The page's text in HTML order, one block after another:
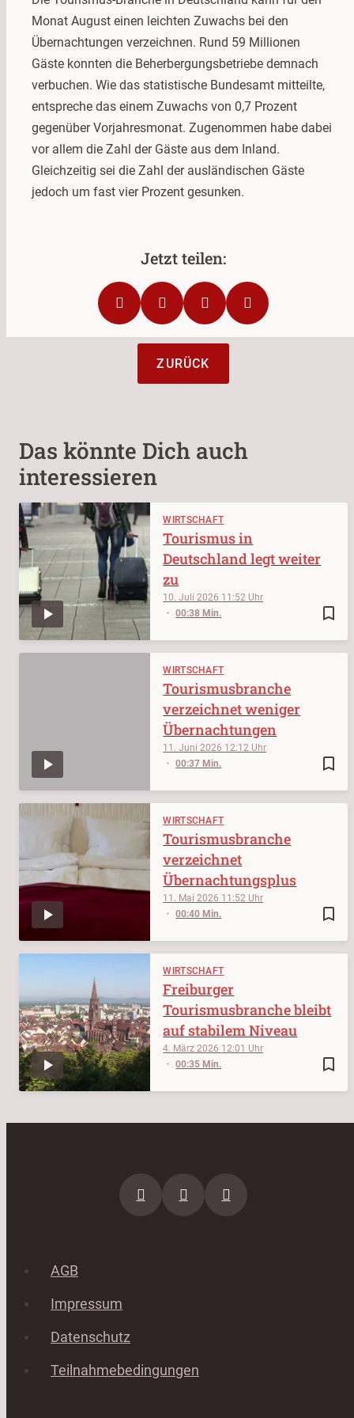
Monat August einen leichten Zuwachs bei den
Übernachtungen verzeichnen. Rund 59 Millionen
Gäste konnten die Beherbergungsbetriebe demnach
verbuchen. Wie das statistische Bundesamt mitteilte,
entspreche das einem Zuwachs von 0,7 Prozent
gegenüber Vorjahresmonat. Zugenommen habe dabei
vor allem die Zahl der Gäste aus dem Inland.
Gleichzeitig sei die Zahl der ausländischen Gäste
jedoch um fast vier Prozent gesunken.
ZURÜCK
Das könnte Dich auch
interessieren
WIRTSCHAFT
bookmark_border
10. Juli 2026 11:52
00:38 Min.
Tourismus in
Deutschland legt weiter
zu
WIRTSCHAFT
bookmark_border
11. Juni 2026 12:12
00:37 Min.
Tourismusbranche
verzeichnet weniger
Übernachtungen
WIRTSCHAFT
bookmark_border
11. Mai 2026 11:52
00:40 Min.
Tourismusbranche
verzeichnet
Übernachtungsplus
WIRTSCHAFT
bookmark_border
4. März 2026 12:01
00:35 Min.
Freiburger
Tourismusbranche bleibt
auf stabilem Niveau
AGB
Impressum
Datenschutz
Teilnahmebedingungen